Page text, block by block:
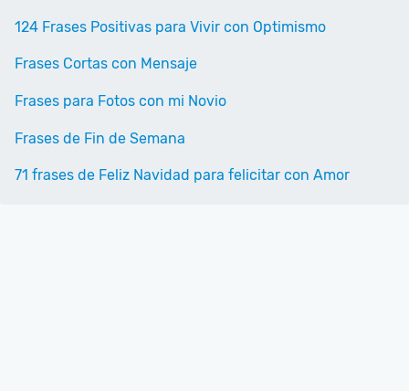
124 Frases Positivas para Vivir con Optimismo
Frases Cortas con Mensaje
Frases para Fotos con mi Novio
Frases de Fin de Semana
71 frases de Feliz Navidad para felicitar con Amor